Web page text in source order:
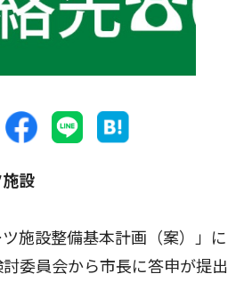
設
施設整備基本計画（案）」に
委員会から市長に答申が提出